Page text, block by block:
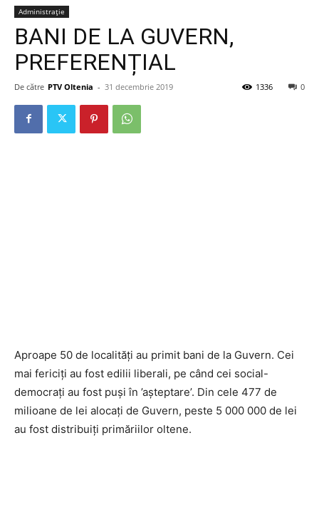
Administrație
BANI DE LA GUVERN,
PREFERENȚIAL
De către PTV Oltenia - 31 decembrie 2019 0
1336
Aproape 50 de localități au primit bani de la Guvern. Cei
mai fericiți au fost edilii liberali, pe când cei social-
democrați au fost puși în ’așteptare’. Din cele 477 de
milioane de lei alocați de Guvern, peste 5 000 000 de lei
au fost distribuiți primăriilor oltene.